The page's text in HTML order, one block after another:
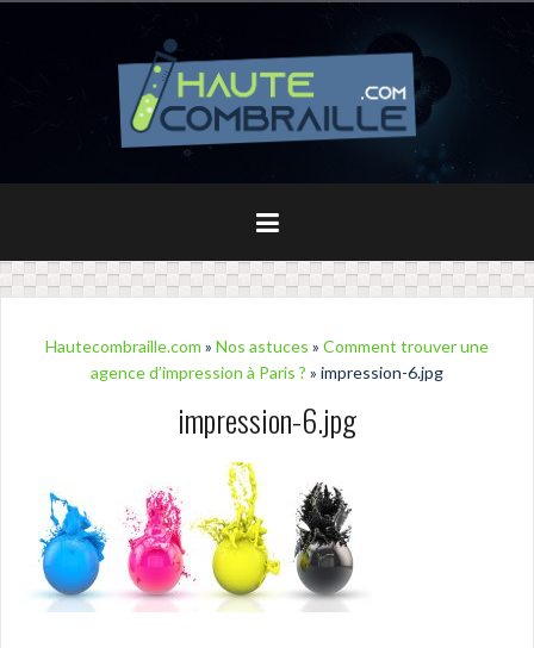
Hautecombraille.com » Nos astuces » Comment trouver une
agence d’impression à Paris ? » impression-6.jpg
impression-6.jpg